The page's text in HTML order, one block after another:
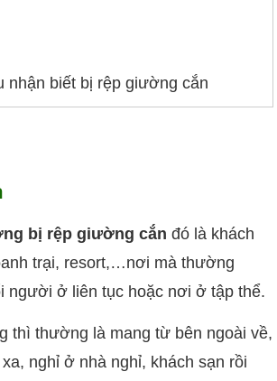
nhận biết bị rệp giường cắn
bị rệp giường cắn đó là khách
trại, resort,…nơi mà thường
người ở liên tục hoặc nơi ở tập thể.
thì thường là mang từ bên ngoài về,
nghỉ ở nhà nghỉ, khách sạn rồi